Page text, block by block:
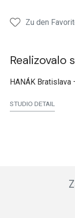
Zu den
Realizovalo
HANÁK Bratislava
STUDIO DETAIL